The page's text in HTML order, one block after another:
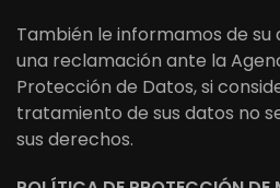
También le informamos de
una reclamación ante la
Protección de Datos, si
tratamiento de sus datos no
sus derechos.